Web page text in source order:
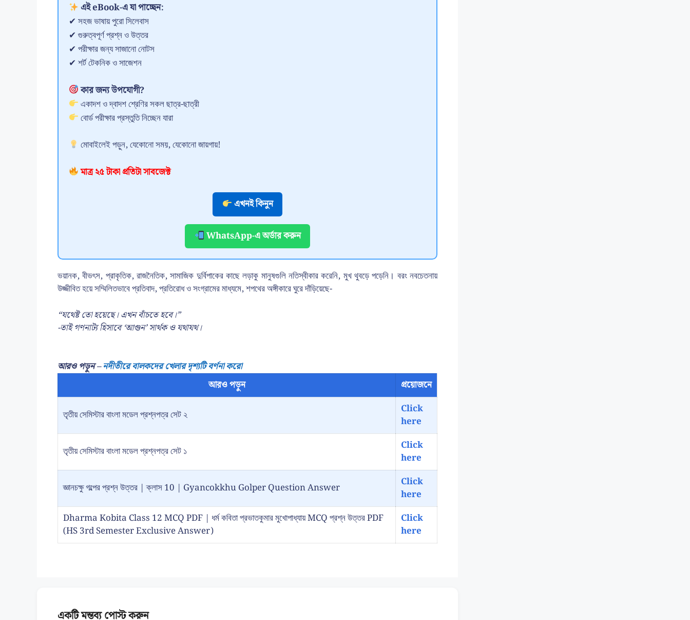
এই eBook-এ যা পাচ্ছেন:
✔ সহজ ভাষায় পুরো সিলেবাস
✔ গুরুত্বপূর্ণ প্রশ্ন ও উত্তর
✔ পরীক্ষার জন্য সাজানো নোটস
✔ শর্ট টেকনিক ও সাজেশন
কার জন্য উপযোগী?
একাদশ ও দ্বাদশ শ্রেণির সকল ছাত্র-ছাত্রী
বোর্ড পরীক্ষার প্রস্তুতি নিচ্ছেন যারা
মোবাইলেই পড়ুন, যেকোনো সময়, যেকোনো জায়গায়!
মাত্র ২৫ টাকা প্রতিটা সাবজেক্ট
এখনই কিনুন
WhatsApp-এ অর্ডার করুন
ভয়ানক, বীভৎস, প্রাকৃতিক, রাজনৈতিক, সামাজিক দুর্বিপাকের কাছে লড়াকু মানুষগুলি নতিস্বীকার করেনি, মুখ থুবড়ে পড়েনি। বরং নবচেতনায়
উজ্জীবিত হয়ে সম্মিলিতভাবে প্রতিবাদ, প্রতিরোধ ও সংগ্রামের মাধ্যমে, শপথের অঙ্গীকারে ঘুরে দাঁড়িয়েছে-
“যথেষ্ট তো হয়েছে। এখন বাঁচতে হবে।”
-তাই গণনাট্য হিসাবে ‘আগুন’ সার্থক ও যথাযথ।
আরও পড়ুন –নদীতীরে বালকদের খেলার দৃশ্যটি বর্ণনা করো
আরও পড়ুন
প্রয়োজনে
তৃতীয় সেমিস্টার বাংলা মডেল প্রশ্নপত্র সেট ২
Click
here
তৃতীয় সেমিস্টার বাংলা মডেল প্রশ্নপত্র সেট ১
Click
here
জ্ঞানচক্ষু গল্পের প্রশ্ন উত্তর | ক্লাস 10 | Gyancokkhu Golper Question Answer
Click
here
Dharma Kobita Class 12 MCQ PDF | ধর্ম কবিতা প্রভাতকুমার মুখোপাধ্যায় MCQ প্রশ্ন উত্তর PDF
(HS 3rd Semester Exclusive Answer)
Click
here